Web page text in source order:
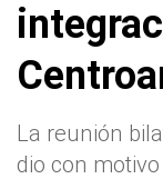
La reunión
dio con